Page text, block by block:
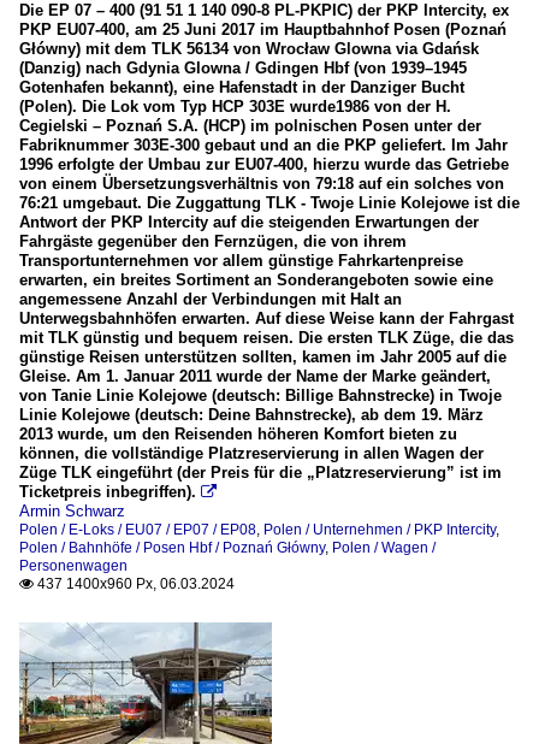
Die EP 07 – 400 (91 51 1 140 090-8 PL-PKPIC) der PKP Intercity, ex
PKP EU07-400, am 25 Juni 2017 im Hauptbahnhof Posen (Poznań
Główny) mit dem TLK 56134 von Wrocław Glowna via Gdańsk
(Danzig) nach Gdynia Glowna / Gdingen Hbf (von 1939–1945
Gotenhafen bekannt), eine Hafenstadt in der Danziger Bucht
(Polen). Die Lok vom Typ HCP 303E wurde1986 von der H.
Cegielski – Poznań S.A. (HCP) im polnischen Posen unter der
Fabriknummer 303E-300 gebaut und an die PKP geliefert. Im Jahr
1996 erfolgte der Umbau zur EU07-400, hierzu wurde das Getriebe
von einem Übersetzungsverhältnis von 79:18 auf ein solches von
76:21 umgebaut. Die Zuggattung TLK - Twoje Linie Kolejowe ist die
Antwort der PKP Intercity auf die steigenden Erwartungen der
Fahrgäste gegenüber den Fernzügen, die von ihrem
Transportunternehmen vor allem günstige Fahrkartenpreise
erwarten, ein breites Sortiment an Sonderangeboten sowie eine
angemessene Anzahl der Verbindungen mit Halt an
Unterwegsbahnhöfen erwarten. Auf diese Weise kann der Fahrgast
mit TLK günstig und bequem reisen. Die ersten TLK Züge, die das
günstige Reisen unterstützen sollten, kamen im Jahr 2005 auf die
Gleise. Am 1. Januar 2011 wurde der Name der Marke geändert,
von Tanie Linie Kolejowe (deutsch: Billige Bahnstrecke) in Twoje
Linie Kolejowe (deutsch: Deine Bahnstrecke), ab dem 19. März
2013 wurde, um den Reisenden höheren Komfort bieten zu
können, die vollständige Platzreservierung in allen Wagen der
Züge TLK eingeführt (der Preis für die „Platzreservierung” ist im
Ticketpreis inbegriffen). 
Armin Schwarz
Polen / E-Loks / EU07 / EP07 / EP08, Polen / Unternehmen / PKP Intercity,
Polen / Bahnhöfe / Posen Hbf / Poznań Główny, Polen / Wagen /
Personenwagen
 437 1400x960 Px, 06.03.2024